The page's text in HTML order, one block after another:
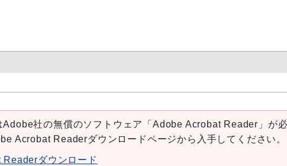
Adobe社の無償のソフトウェア「Adobe Acrobat Reader」が
Acrobat Readerダウンロードページから入手してください。
ダウンロード